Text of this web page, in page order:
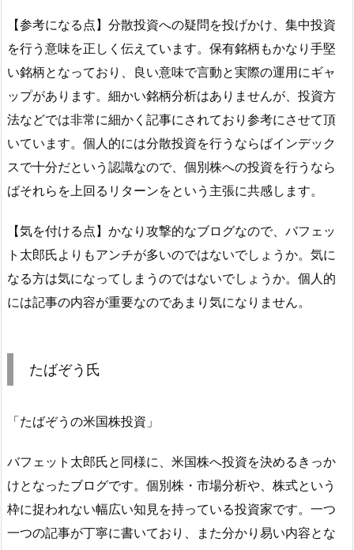
【参考になる点】分散投資への疑問を投げかけ、集中投資
を行う意味を正しく伝えています。保有銘柄もかなり手堅
い銘柄となっており、良い意味で言動と実際の運用にギャ
ップがあります。細かい銘柄分析はありませんが、投資方
法などでは非常に細かく記事にされており参考にさせて頂
いています。個人的には分散投資を行うならばインデック
スで十分だという認識なので、個別株への投資を行うなら
ばそれらを上回るリターンをという主張に共感します。
【気を付ける点】かなり攻撃的なブログなので、バフェッ
ト太郎氏よりもアンチが多いのではないでしょうか。気に
なる方は気になってしまうのではないでしょうか。個人的
には記事の内容が重要なのであまり気になりません。
たばぞう氏
「たばぞうの米国株投資」
バフェット太郎氏と同様に、米国株へ投資を決めるきっか
けとなったブログです。個別株・市場分析や、株式という
枠に捉われない幅広い知見を持っている投資家です。一つ
一つの記事が丁寧に書いており、また分かり易い内容とな